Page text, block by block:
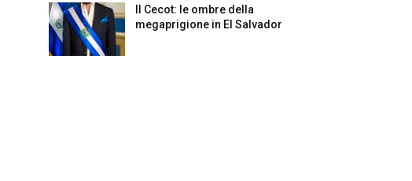
Il Cecot: le ombre della
megaprigione in El Salvador